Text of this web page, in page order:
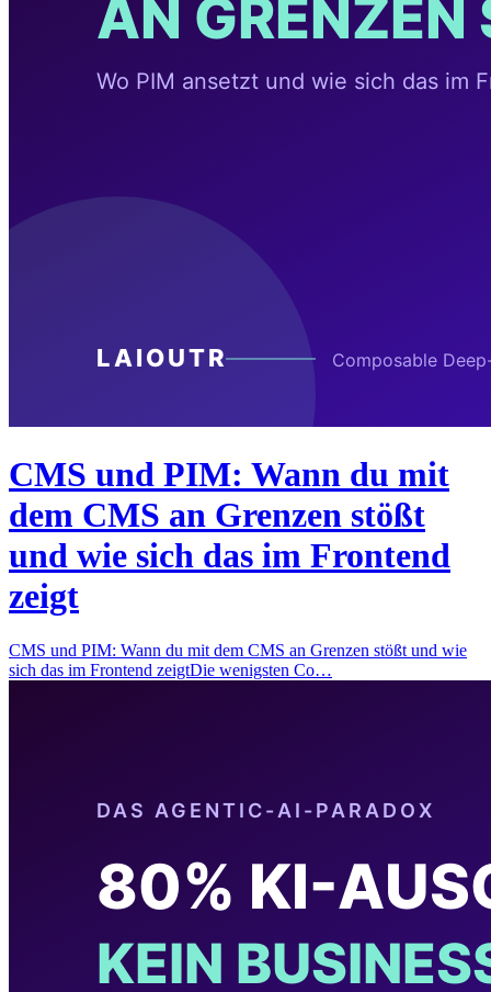
CMS und PIM: Wann du mit
dem CMS an Grenzen stößt
und wie sich das im Frontend
zeigt
CMS und PIM: Wann du mit dem CMS an Grenzen stößt und wie
sich das im Frontend zeigtDie wenigsten Co…